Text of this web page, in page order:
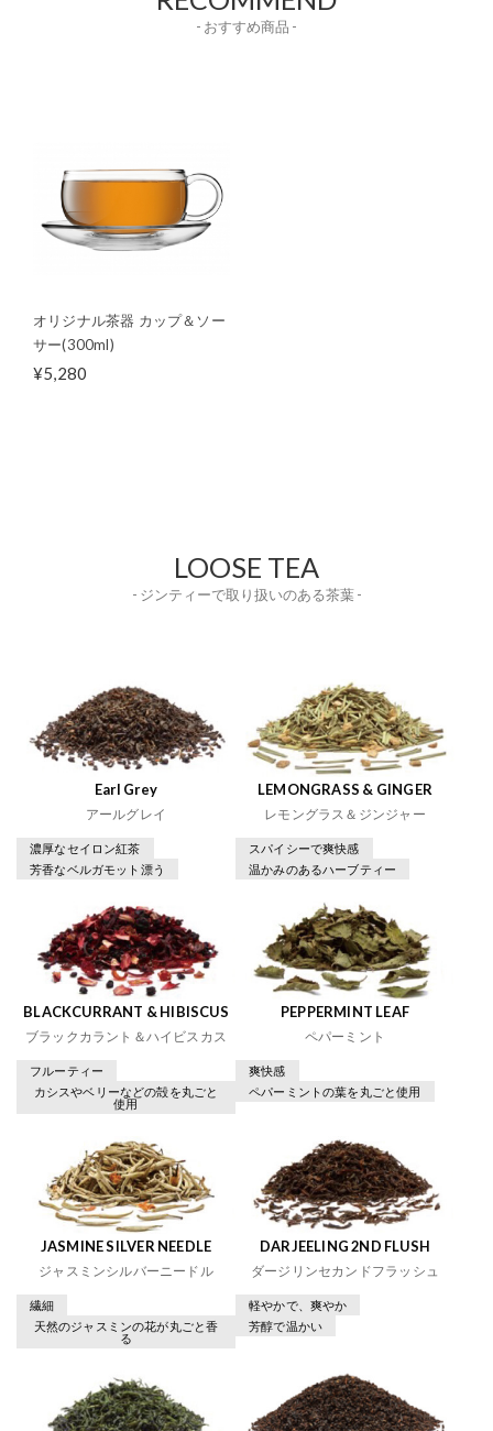
- おすすめ商品 -
オリジナル茶器 カップ＆ソー
サー(300ml)
¥5,280
LOOSE TEA
- ジンティーで取り扱いのある茶葉 -
Earl Grey
アールグレイ
濃厚なセイロン紅茶
芳香なベルガモット漂う
LEMONGRASS & GINGER
レモングラス＆ジンジャー
スパイシーで爽快感
温かみのあるハーブティー
BLACKCURRANT & HIBISCUS
ブラックカラント＆ハイビスカス
フルーティー
カシスやベリーなどの殻を丸ごと
使用
PEPPERMINT LEAF
ペパーミント
爽快感
ペパーミントの葉を丸ごと使用
JASMINE SILVER NEEDLE
ジャスミンシルバーニードル
繊細
天然のジャスミンの花が丸ごと香
る
DARJEELING 2ND FLUSH
ダージリンセカンドフラッシュ
軽やかで、爽やか
芳醇で温かい